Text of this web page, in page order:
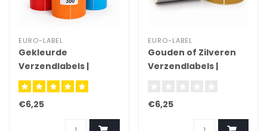
EURO-LABEL
Gekleurde
Verzendlabels |
100x150mm
€6,25
EURO-LABEL
Gouden of Zilveren
Verzendlabels |
€6,25